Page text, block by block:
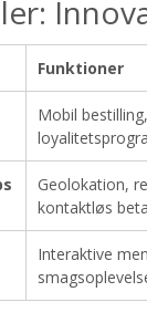
Funktioner
Mobil
Geolokation,
kontaktløs
Interaktive